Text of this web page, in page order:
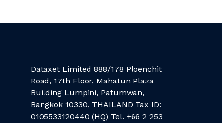
Dataxet Limited 888/178 Ploenchit
Road, 17th Floor, Mahatun Plaza
Building Lumpini, Patumwan,
Bangkok 10330, THAILAND Tax ID:
0105533120440 (HQ) Tel. +66 2 253